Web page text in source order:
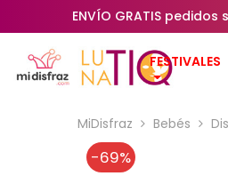
ENVÍO GRATIS
FESTIVALES
MiDisfraz Bebés
-69%